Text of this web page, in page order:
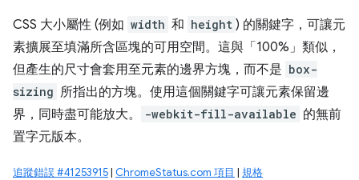
CSS 大小屬性 (例如 width 和 height ) 的關鍵字，可讓元
素擴展至填滿所含區塊的可用空間。這與「100%」類似，
但產生的尺寸會套用至元素的邊界方塊，而不是 box-
sizing 所指出的方塊。使用這個關鍵字可讓元素保留邊
界，同時盡可能放大。
-webkit-fill-available 的無前
置字元版本。
追蹤錯誤 #41253915| ChromeStatus.com 項目 | 規格